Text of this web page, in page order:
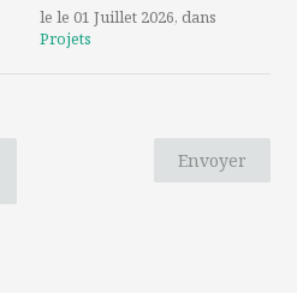
le le 01 Juillet 2026, dans
Projets
Envoyer